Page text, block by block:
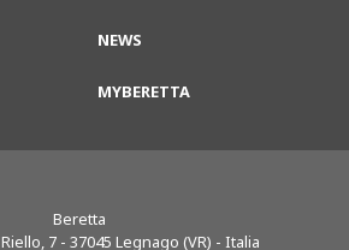
NEWS
MYBERETTA
Beretta
7 - 37045 Legnago (VR) - Italia